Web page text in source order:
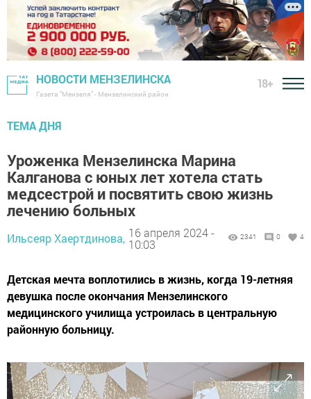
НОВОСТИ МЕНЗЕЛИНСКА
Газета "Мензеля" - Мензелинский район
18+
ТЕМА ДНЯ
Уроженка Мензелинска Марина
Калганова с юных лет хотела стать
медсестрой и посвятить свою жизнь
лечению больных
Ильсеяр Хаертдинова, 16 апреля 2024 -
10:03
2341 0 4
Детская мечта воплотились в жизнь, когда 19-летняя
девушка после окончания Мензелинского
медицинского училища устроилась в центральную
районную больницу.